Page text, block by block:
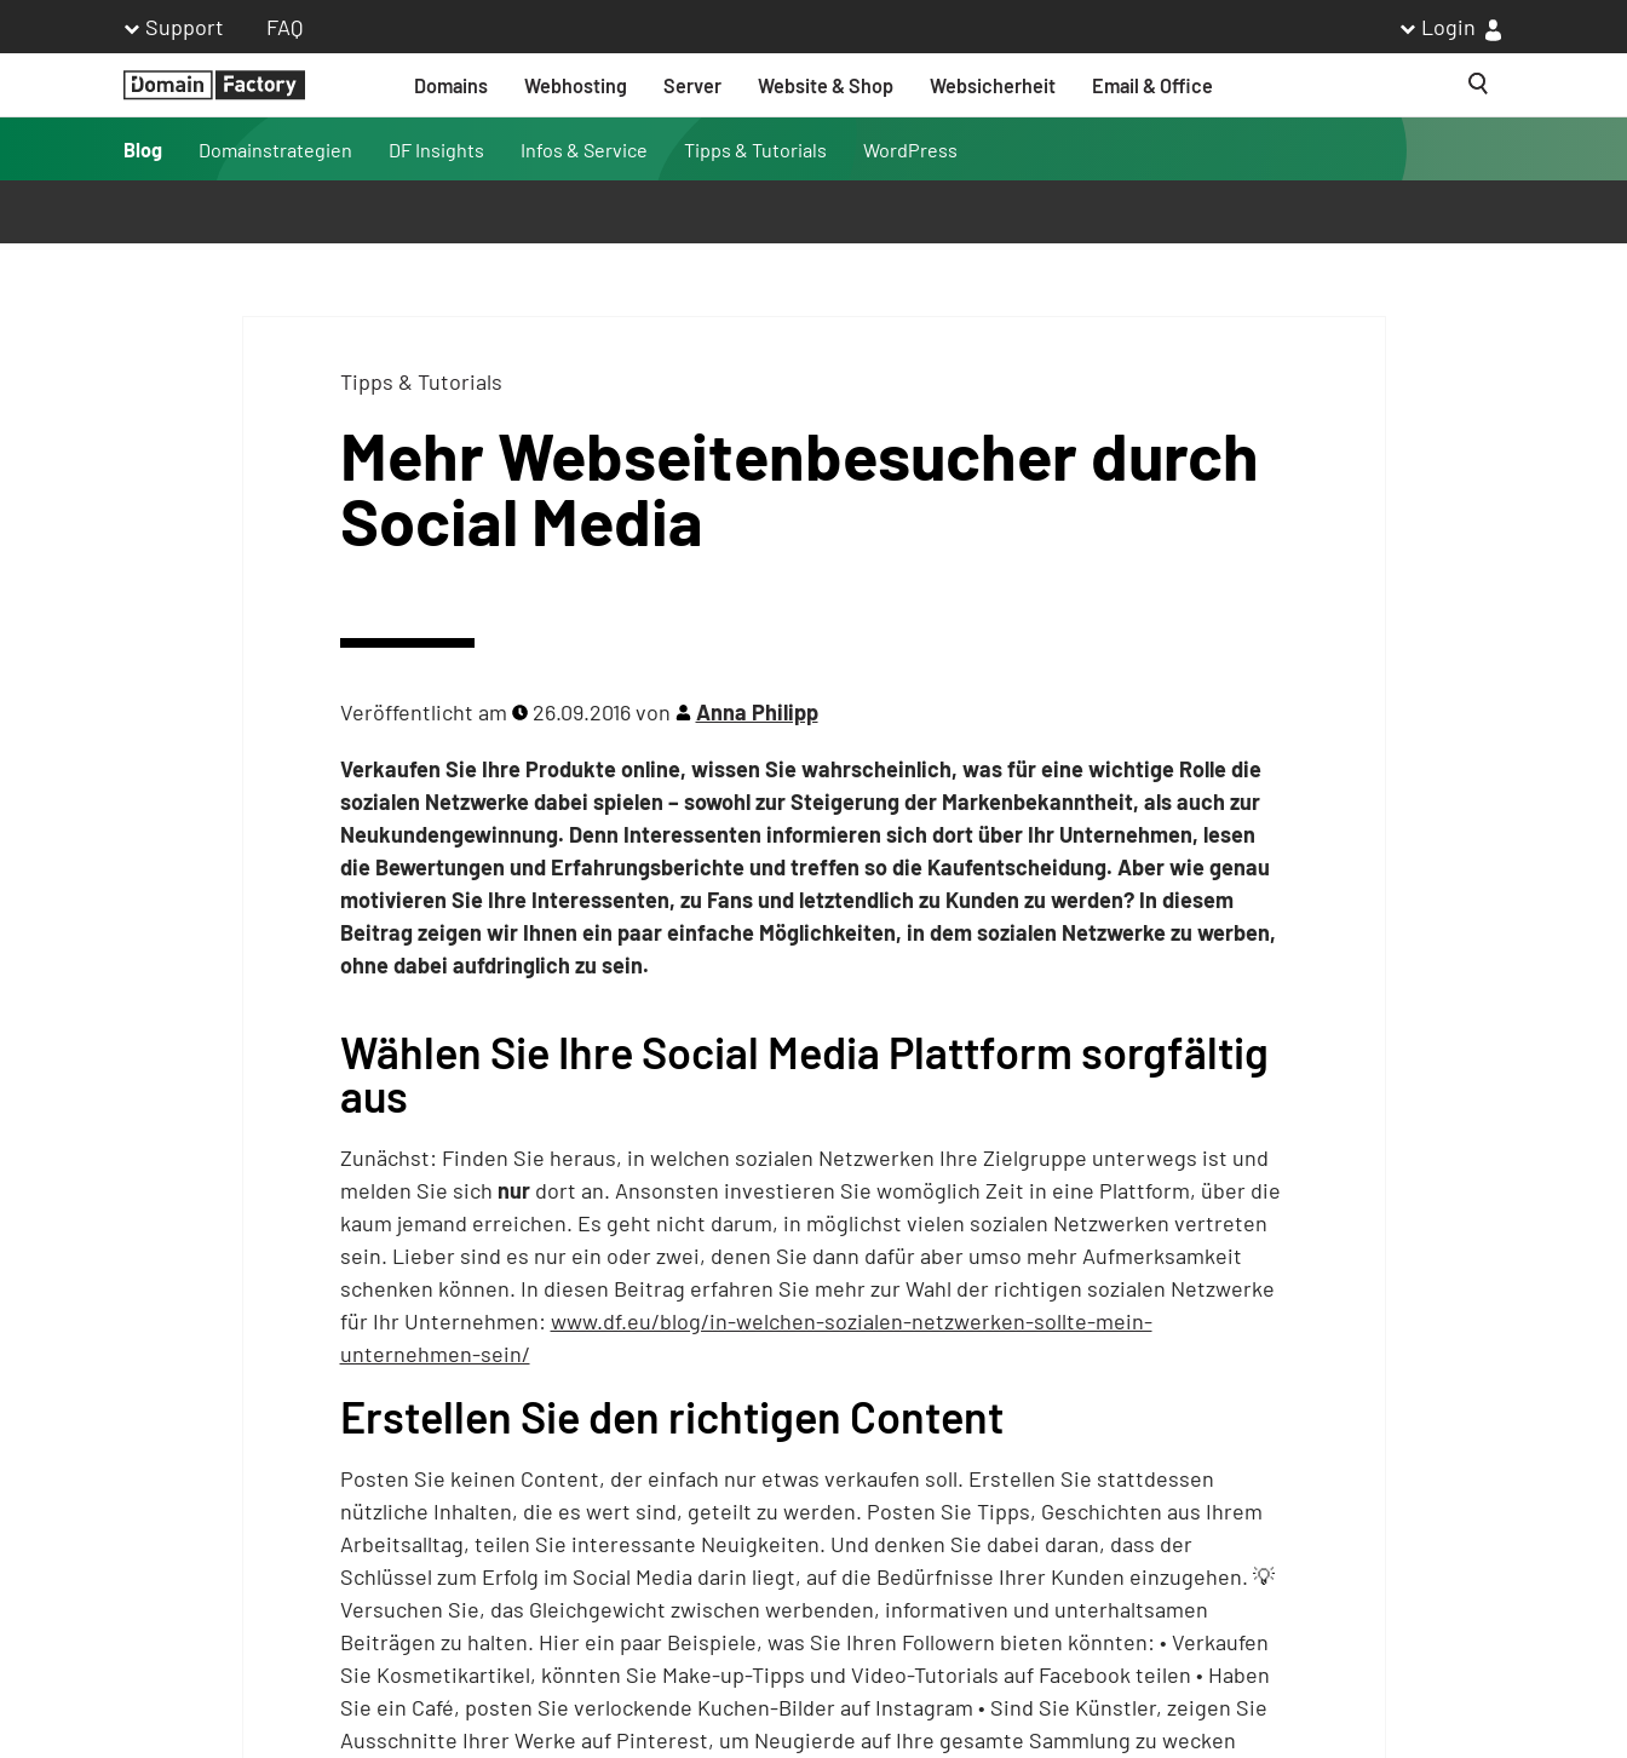
Support FAQ Login
Homepage
Domains Webhosting Server Website & Shop Websicherheit
Email & Office
Suche
Blog
Domainstrategien DF Insights Infos & Service Tipps & Tutorials WordPress
Tipps & Tutorials
Mehr Webseitenbesucher durch
Social Media
Veröffentlicht am 26.09.2016von Anna Philipp
Verkaufen Sie Ihre Produkte online, wissen Sie wahrscheinlich, was für eine wichtige Rolle die
sozialen Netzwerke dabei spielen – sowohl zur Steigerung der Markenbekanntheit, als auch zur
Neukundengewinnung. Denn Interessenten informieren sich dort über Ihr Unternehmen, lesen
die Bewertungen und Erfahrungsberichte und treffen so die Kaufentscheidung. Aber wie genau
motivieren Sie Ihre Interessenten, zu Fans und letztendlich zu Kunden zu werden? In diesem
Beitrag zeigen wir Ihnen ein paar einfache Möglichkeiten, in dem sozialen Netzwerke zu werben,
ohne dabei aufdringlich zu sein.
Wählen Sie Ihre Social Media Plattform sorgfältig
aus
Zunächst: Finden Sie heraus, in welchen sozialen Netzwerken Ihre Zielgruppe unterwegs ist und
melden Sie sich nurdort an. Ansonsten investieren Sie womöglich Zeit in eine Plattform, über die
kaum jemand erreichen. Es geht nicht darum, in möglichst vielen sozialen Netzwerken vertreten
sein. Lieber sind es nur ein oder zwei, denen Sie dann dafür aber umso mehr Aufmerksamkeit
schenken können. In diesen Beitrag erfahren Sie mehr zur Wahl der richtigen sozialen Netzwerke
für Ihr Unternehmen: www.df.eu/blog/in-welchen-sozialen-netzwerken-sollte-mein-
unternehmen-sein/
Erstellen Sie den richtigen Content
Posten Sie keinen Content, der einfach nur etwas verkaufen soll. Erstellen Sie stattdessen
nützliche Inhalten, die es wert sind, geteilt zu werden. Posten Sie Tipps, Geschichten aus Ihrem
Arbeitsalltag, teilen Sie interessante Neuigkeiten. Und denken Sie dabei daran, dass der
Schlüssel zum Erfolg im Social Media darin liegt, auf die Bedürfnisse Ihrer Kunden einzugehen. 💡
Versuchen Sie, das Gleichgewicht zwischen werbenden, informativen und unterhaltsamen
Beiträgen zu halten. Hier ein paar Beispiele, was Sie Ihren Followern bieten könnten: • Verkaufen
Sie Kosmetikartikel, könnten Sie Make-up-Tipps und Video-Tutorials auf Facebook teilen • Haben
Sie ein Café, posten Sie verlockende Kuchen-Bilder auf Instagram • Sind Sie Künstler, zeigen Sie
Ausschnitte Ihrer Werke auf Pinterest, um Neugierde auf Ihre gesamte Sammlung zu wecken